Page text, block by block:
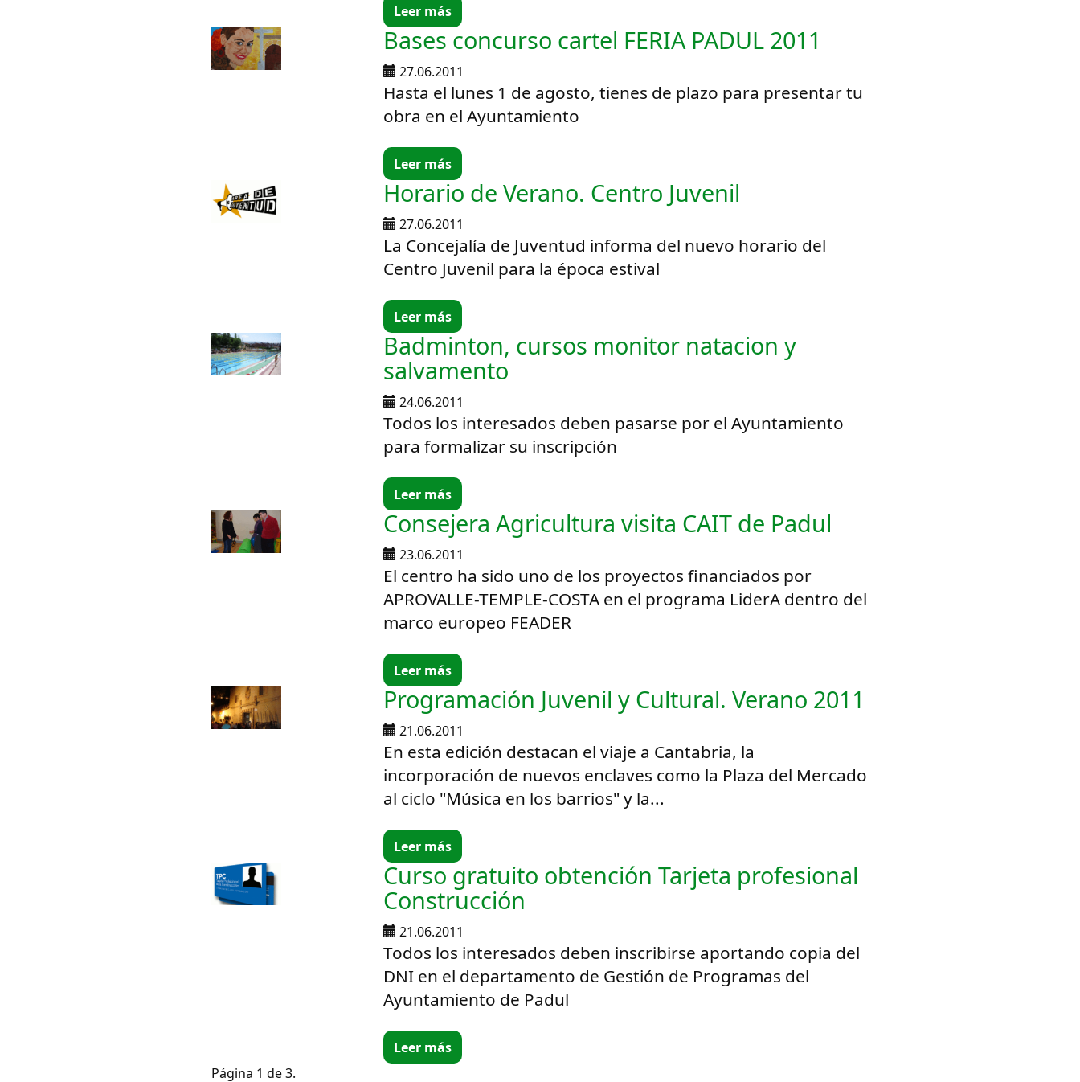
Leer más
Bases concurso cartel FERIA PADUL 2011
27.06.2011
Hasta el lunes 1 de agosto, tienes de plazo para presentar tu
obra en el Ayuntamiento
Leer más
Horario de Verano. Centro Juvenil
27.06.2011
La Concejalía de Juventud informa del nuevo horario del
Centro Juvenil para la época estival
Leer más
Badminton, cursos monitor natacion y
salvamento
24.06.2011
Todos los interesados deben pasarse por el Ayuntamiento
para formalizar su inscripción
Leer más
Consejera Agricultura visita CAIT de Padul
23.06.2011
El centro ha sido uno de los proyectos financiados por
APROVALLE-TEMPLE-COSTA en el programa LiderA dentro del
marco europeo FEADER
Leer más
Programación Juvenil y Cultural. Verano 2011
21.06.2011
En esta edición destacan el viaje a Cantabria, la
incorporación de nuevos enclaves como la Plaza del Mercado
al ciclo "Música en los barrios" y la...
Leer más
Curso gratuito obtención Tarjeta profesional
Construcción
21.06.2011
Todos los interesados deben inscribirse aportando copia del
DNI en el departamento de Gestión de Programas del
Ayuntamiento de Padul
Leer más
Página 1 de 3.